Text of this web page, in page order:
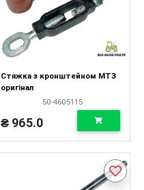
Стяжка з кронштейном МТЗ
оригінал
50-4605115
₴ 965.0